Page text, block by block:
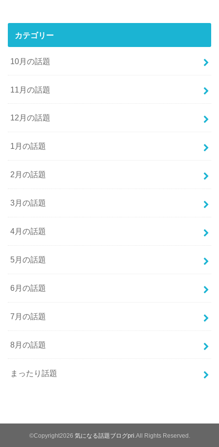
カテゴリー
10月の話題
11月の話題
12月の話題
1月の話題
2月の話題
3月の話題
4月の話題
5月の話題
6月の話題
7月の話題
8月の話題
まったり話題
©Copyright2026 気になる話題ブログpri .All Rights Reserved.